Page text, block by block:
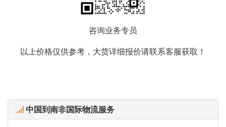
咨询业务专员
以上价格仅供参考，大货详细报价请联系客服获取！
中国到南非国际物流服务